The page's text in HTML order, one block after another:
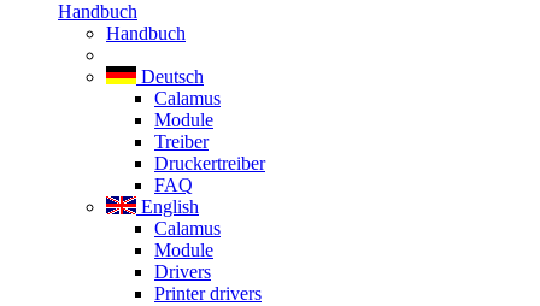
Handbuch
Handbuch
Deutsch
Calamus
Module
Treiber
Druckertreiber
FAQ
English
Calamus
Module
Drivers
Printer drivers